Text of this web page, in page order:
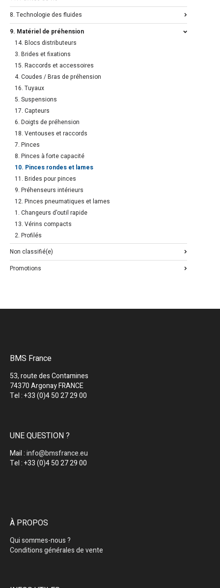
8. Technologie des fluides
9. Matériel de préhension
14. Blocs distributeurs
3. Brides et fixations
15. Raccords et accessoires
4. Coudes / Bras de préhension
16. Tuyaux
5. Suspensions
17. Capteurs
6. Doigts de préhension
18. Ventouses et raccords
7. Pinces
8. Pinces à forte capacité
10. Pinces rondes et lames
11. Brides pour pinces
9. Préhenseurs intérieurs
12. Pinces pneumatiques et lames
1. Changeurs d'outil rapide
13. Vérins compacts
2. Profilés
Non classifié(e)
Promotions
BMS France
53, route des Contamines
74370 Argonay FRANCE
Tel : +33 (0)4 50 27 29 00
UNE QUESTION ?
Mail :info@bmsfrance.eu
Tel : +33 (0)4 50 27 29 00
À PROPOS
Qui sommes-nous ?
Conditions générales de vente